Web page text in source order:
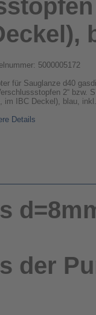
5000005172
für Sauglanze d40
2“ bzw.
im IBC Deckel), blau,
Details
der